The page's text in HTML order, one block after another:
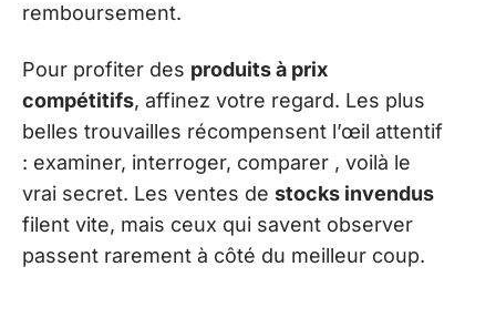
remboursement.
Pour profiter des produits à prix
compétitifs, affinez votre regard. Les plus
belles trouvailles récompensent l’œil attentif
: examiner, interroger, comparer , voilà le
vrai secret. Les ventes de stocks invendus
filent vite, mais ceux qui savent observer
passent rarement à côté du meilleur coup.